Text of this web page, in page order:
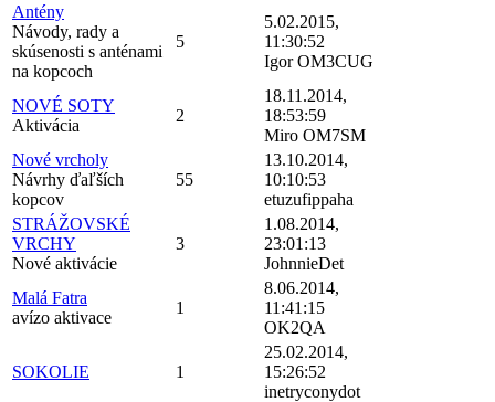
Antény
Návody, rady a
skúsenosti s anténami
na kopcoch
5
5.02.2015,
11:30:52
Igor OM3CUG
NOVÉ SOTY
Aktivácia
2
18.11.2014,
18:53:59
Miro OM7SM
Nové vrcholy
Návrhy ďaľších
kopcov
55
13.10.2014,
10:10:53
etuzufippaha
STRÁŽOVSKÉ
VRCHY
Nové aktivácie
3
1.08.2014,
23:01:13
JohnnieDet
Malá Fatra
avízo aktivace
1
8.06.2014,
11:41:15
OK2QA
SOKOLIE 1
25.02.2014,
15:26:52
inetryconydot